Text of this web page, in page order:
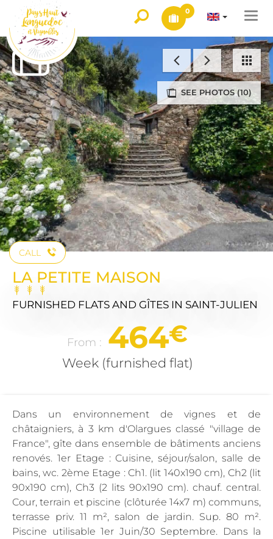
0
SEE PHOTOS (10)
CALL
LA PETITE MAISON
FURNISHED FLATS AND GÎTES IN SAINT-JULIEN
From : 464€
Week (furnished flat)
Dans un environnement de vignes et de
châtaigniers, à 3 km d'Olargues classé "village de
France", gîte dans ensemble de bâtiments anciens
renovés. 1er Etage : Cuisine, séjour/salon, salle de
bains, wc. 2ème Etage : Ch1. (lit 140x190 cm), Ch2 (lit
90x190 cm), Ch3 (2 lits 90x190 cm). chauf. central.
Cour, terrain et piscine (clôturée 14x7 m) communs,
terrasse priv. 11 m², salon de jardin. Sup. 80 m².
Piscine utilisable 1er Juin/30 Septembre. Dans la